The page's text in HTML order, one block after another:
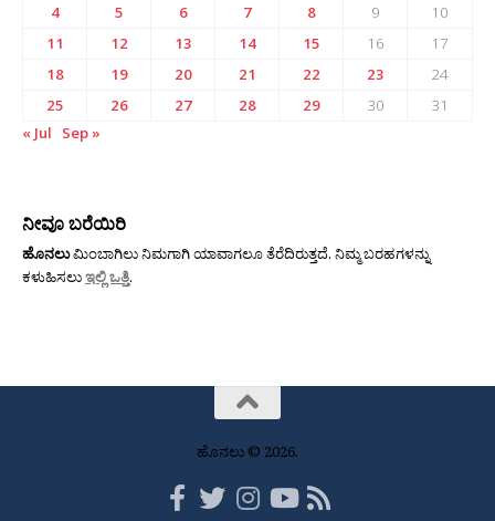
4
5 6 7 8 9
10
11
12 13 14 15 16
17
18
19 20 21 22 23
24
25
26 27 28 29 30
31
« Jul
Sep »
ನೀವೂ ಬರೆಯಿರಿ
ಹೊನಲುಮಿಂಬಾಗಿಲು ನಿಮಗಾಗಿ ಯಾವಾಗಲೂ ತೆರೆದಿರುತ್ತದೆ. ನಿಮ್ಮ ಬರಹಗಳನ್ನು
ಕಳುಹಿಸಲುಇಲ್ಲಿ ಒತ್ತಿ.
ಹೊನಲು © 2026.